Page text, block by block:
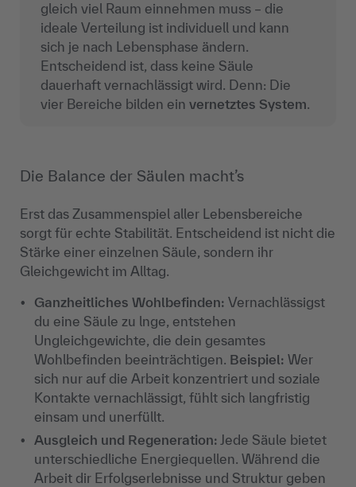
gleich viel Raum einnehmen muss – die
ideale Verteilung ist individuell und kann
sich je nach Lebensphase ändern.
Entscheidend ist, dass keine Säule
dauerhaft vernachlässigt wird. Denn: Die
vier Bereiche bilden ein vernetztes System.
Die Balance der Säulen macht’s
Erst das Zusammenspiel aller Lebensbereiche
sorgt für echte Stabilität. Entscheidend ist nicht die
Stärke einer einzelnen Säule, sondern ihr
Gleichgewicht im Alltag.
Ganzheitliches Wohlbefinden: Vernachlässigst
du eine Säule zu lnge, entstehen
Ungleichgewichte, die dein gesamtes
Wohlbefinden beeinträchtigen. Beispiel: Wer
sich nur auf die Arbeit konzentriert und soziale
Kontakte vernachlässigt, fühlt sich langfristig
einsam und unerfüllt.
Ausgleich und Regeneration: Jede Säule bietet
unterschiedliche Energiequellen. Während die
Arbeit dir Erfolgserlebnisse und Struktur geben